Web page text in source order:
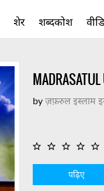
byज़फ़रुल इस्लाम
पढ़िए
शेर शब्दकोश